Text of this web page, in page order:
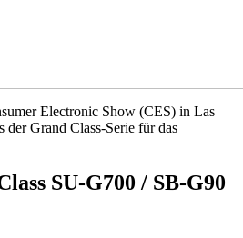
Electronic Show (CES) in Las
der Grand Class-Serie für das
SU-G700 / SB-G90